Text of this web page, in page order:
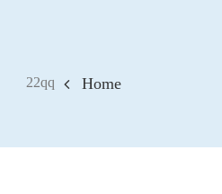
Home
22qq